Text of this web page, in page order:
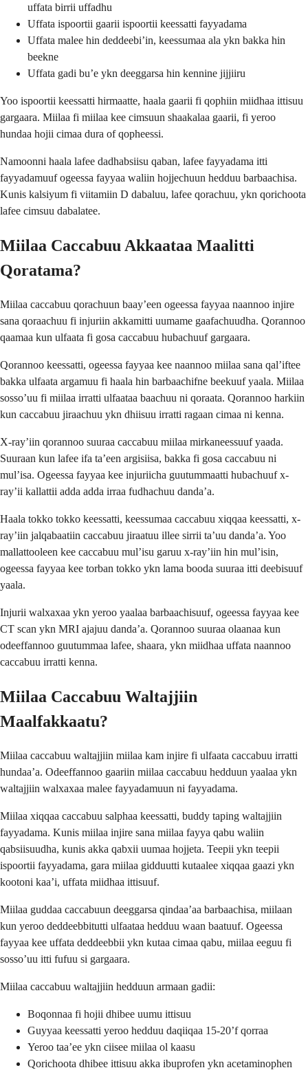
uffata birrii uffadhu
Uffata ispoortii gaarii ispoortii keessatti fayyadama
Uffata malee hin deddeebi’in, keessumaa ala ykn bakka hin
beekne
Uffata gadi bu’e ykn deeggarsa hin kennine jijjiiru
Yoo ispoortii keessatti hirmaatte, haala gaarii fi qophiin miidhaa ittisuu
gargaara. Miilaa fi miilaa kee cimsuun shaakalaa gaarii, fi yeroo
hundaa hojii cimaa dura of qopheessi.
Namoonni haala lafee dadhabsiisu qaban, lafee fayyadama itti
fayyadamuuf ogeessa fayyaa waliin hojjechuun hedduu barbaachisa.
Kunis kalsiyum fi viitamiin D dabaluu, lafee qorachuu, ykn qorichoota
lafee cimsuu dabalatee.
Miilaa Caccabuu Akkaataa Maalitti
Qoratama?
Miilaa caccabuu qorachuun baay’een ogeessa fayyaa naannoo injire
sana qoraachuu fi injuriin akkamitti uumame gaafachuudha. Qorannoo
qaamaa kun ulfaata fi gosa caccabuu hubachuuf gargaara.
Qorannoo keessatti, ogeessa fayyaa kee naannoo miilaa sana qal’iftee
bakka ulfaata argamuu fi haala hin barbaachifne beekuuf yaala. Miilaa
sosso’uu fi miilaa irratti ulfaataa baachuu ni qoraata. Qorannoo harkiin
kun caccabuu jiraachuu ykn dhiisuu irratti ragaan cimaa ni kenna.
X-ray’iin qorannoo suuraa caccabuu miilaa mirkaneessuuf yaada.
Suuraan kun lafee ifa ta’een argisiisa, bakka fi gosa caccabuu ni
mul’isa. Ogeessa fayyaa kee injuriicha guutummaatti hubachuuf x-
ray’ii kallattii adda adda irraa fudhachuu danda’a.
Haala tokko tokko keessatti, keessumaa caccabuu xiqqaa keessatti, x-
ray’iin jalqabaatiin caccabuu jiraatuu illee sirrii ta’uu danda’a. Yoo
mallattooleen kee caccabuu mul’isu garuu x-ray’iin hin mul’isin,
ogeessa fayyaa kee torban tokko ykn lama booda suuraa itti deebisuuf
yaala.
Injurii walxaxaa ykn yeroo yaalaa barbaachisuuf, ogeessa fayyaa kee
CT scan ykn MRI ajajuu danda’a. Qorannoo suuraa olaanaa kun
odeeffannoo guutummaa lafee, shaara, ykn miidhaa uffata naannoo
caccabuu irratti kenna.
Miilaa Caccabuu Waltajjiin
Maalfakkaatu?
Miilaa caccabuu waltajjiin miilaa kam injire fi ulfaata caccabuu irratti
hundaa’a. Odeeffannoo gaariin miilaa caccabuu hedduun yaalaa ykn
waltajjiin walxaxaa malee fayyadamuun ni fayyadama.
Miilaa xiqqaa caccabuu salphaa keessatti, buddy taping waltajjiin
fayyadama. Kunis miilaa injire sana miilaa fayya qabu waliin
qabsiisuudha, kunis akka qabxii uumaa hojjeta. Teepii ykn teepii
ispoortii fayyadama, gara miilaa gidduutti kutaalee xiqqaa gaazi ykn
kootoni kaa’i, uffata miidhaa ittisuuf.
Miilaa guddaa caccabuun deeggarsa qindaa’aa barbaachisa, miilaan
kun yeroo deddeebbitutti ulfaataa hedduu waan baatuuf. Ogeessa
fayyaa kee uffata deddeebbii ykn kutaa cimaa qabu, miilaa eeguu fi
sosso’uu itti fufuu si gargaara.
Miilaa caccabuu waltajjiin hedduun armaan gadii:
Boqonnaa fi hojii dhibee uumu ittisuu
Guyyaa keessatti yeroo hedduu daqiiqaa 15-20’f qorraa
Yeroo taa’ee ykn ciisee miilaa ol kaasu
Qorichoota dhibee ittisuu akka ibuprofen ykn acetaminophen